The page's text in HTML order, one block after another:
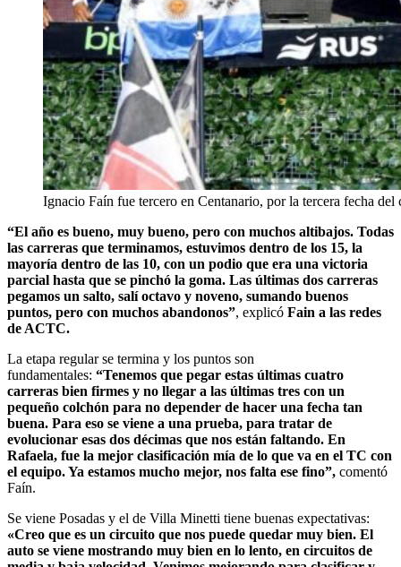
Ignacio Faín fue tercero en Centanario, por la tercera fecha del
“El año es bueno, muy bueno, pero con muchos altibajos. Todas
las carreras que terminamos, estuvimos dentro de los 15, la
mayoría dentro de las 10, con un podio que era una victoria
parcial hasta que se pinchó la goma. Las últimas dos carreras
pegamos un salto, salí octavo y noveno, sumando buenos
puntos, pero con muchos abandonos”, explicó Fain a las redes
de ACTC.
La etapa regular se termina y los puntos son
fundamentales: “Tenemos que pegar estas últimas cuatro
carreras bien firmes y no llegar a las últimas tres con un
pequeño colchón para no depender de hacer una fecha tan
buena. Para eso se viene a una prueba, para tratar de
evolucionar esas dos décimas que nos están faltando. En
Rafaela, fue la mejor clasificación mía de lo que va en el TC con
el equipo. Ya estamos mucho mejor, nos falta ese fino”, comentó
Faín.
Se viene Posadas y el de Villa Minetti tiene buenas expectativas:
«Creo que es un circuito que nos puede quedar muy bien. El
auto se viene mostrando muy bien en lo lento, en circuitos de